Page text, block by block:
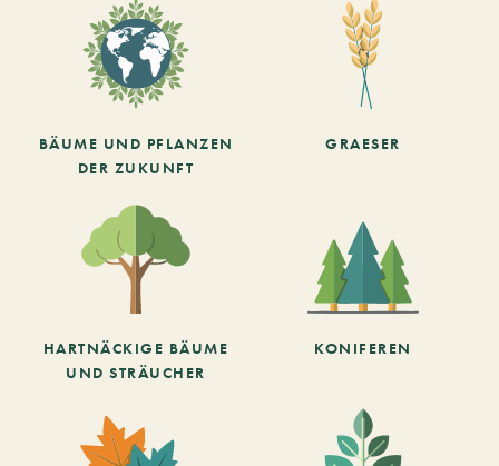
BÄUME UND PFLANZEN
DER ZUKUNFT
GRAESER
HARTNÄCKIGE BÄUME
UND STRÄUCHER
KONIFEREN